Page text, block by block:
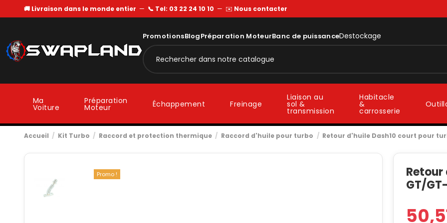
🚚 Livraison dans le monde entier — 📞 Tel: 03 22 24 10 10 — ✉️ Nous contacter
PromotionsBlogPréparation MoteurBanc de puissanceDestockage
Ma
Voiture
Préparation
Moteur Échappement Freinage
Liaison au
sol &
transmission
Habitacle
&
carrosserie
Accueil Kit Turbo Raccord et protection thermique Raccord d'huile pour turbo Retour d'huile Dash10 court pour
Promo !
GT/